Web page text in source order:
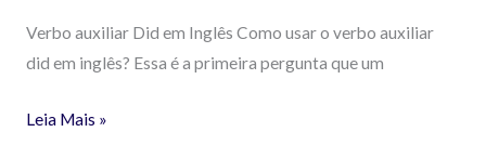
Verbo auxiliar Did em Inglês Como usar o verbo auxiliar
did em inglês? Essa é a primeira pergunta que um
Leia Mais »